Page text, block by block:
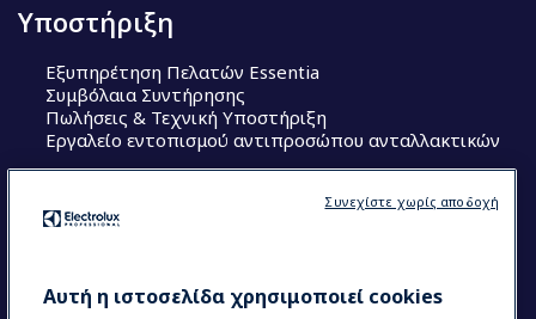
Υποστήριξη
Εξυπηρέτηση Πελατών Essentia
Συμβόλαια Συντήρησης
Πωλήσεις & Τεχνική Υποστήριξη
Εργαλείο εντοπισμού αντιπροσώπου ανταλλακτικών
Electrolux Professional Ακαδημία Chef
Αυτή η ιστοσελίδα χρησιμοποιεί cookies
Συνεχίστε χωρίς αποδοχή